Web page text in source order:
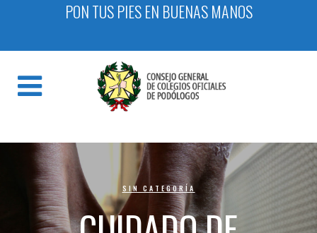
PON TUS PIES EN BUENAS MANOS
SIN CATEGORÍA